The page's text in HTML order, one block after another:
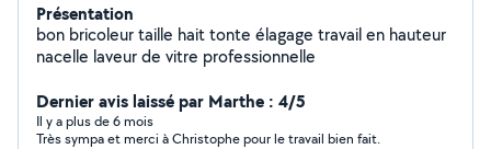
Présentation
bon bricoleur taille hait tonte élagage travail en hauteur
nacelle laveur de vitre professionnelle
Dernier avis laissé par Marthe : 4/5
Il y a plus de 6 mois
Très sympa et merci à Christophe pour le travail bien fait.